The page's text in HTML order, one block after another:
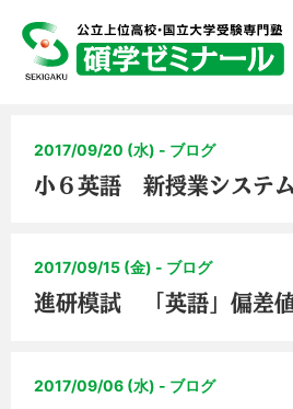
2017/09/20 (水) - ブログ
小６英語 新授業システム
2017/09/15 (金) - ブログ
進研模試 「英語」偏差値
2017/09/06 (水) - ブログ